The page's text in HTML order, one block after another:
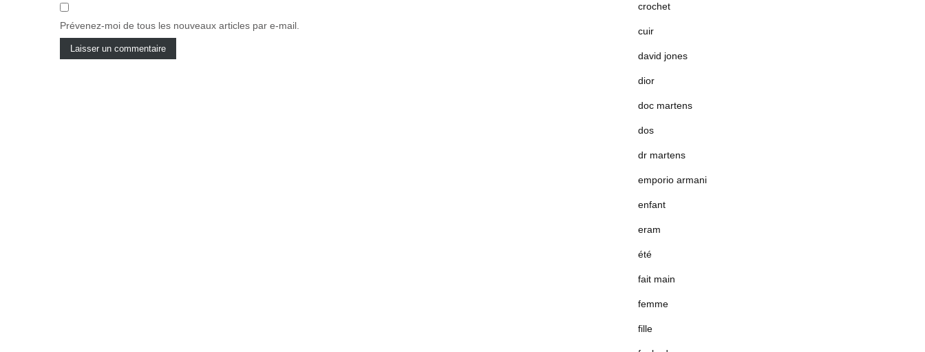
Prévenez-moi de tous les nouveaux articles par e-mail.
crochet
cuir
david jones
dior
doc martens
dos
dr martens
emporio armani
enfant
eram
été
fait main
femme
fille